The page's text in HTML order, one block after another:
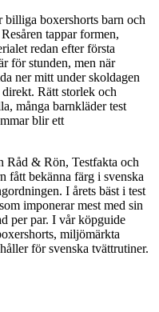
billiga boxershorts barn och
tappar formen,
redan efter första
för stunden, men när
ner mitt under skoldagen
Rätt storlek och
många barnkläder test
blir ett
Råd & Rön, Testfakta och
fått bekänna färg i svenska
I årets bäst i test
imponerar mest med sin
per par. I vår köpguide
miljömärkta
för svenska tvättrutiner.